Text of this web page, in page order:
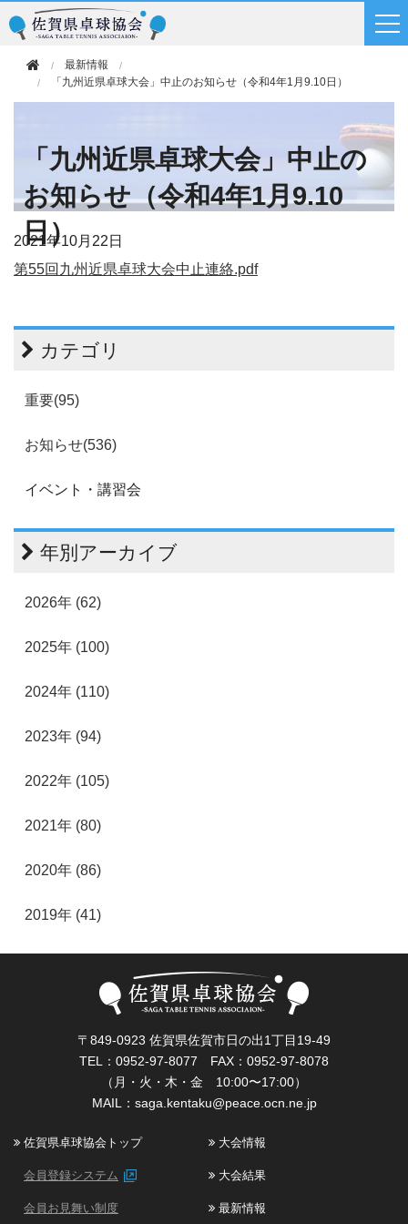
最新情報
「九州近県卓球大会」中止のお知らせ（令和4年1月9.10日）
「九州近県卓球大会」中止の
お知らせ（令和4年1月9.10
日）
2021年10月22日
第55回九州近県卓球大会中止連絡.pdf
カテゴリ
重要(95)
お知らせ(536)
イベント・講習会
年別アーカイブ
2026年 (62)
2025年 (100)
2024年 (110)
2023年 (94)
2022年 (105)
2021年 (80)
2020年 (86)
2019年 (41)
〒849-0923 佐賀県佐賀市日の出1丁目19-49
TEL：0952-97-8077 FAX：0952-97-8078
（月・火・木・金 10:00〜17:00）
MAIL： saga.kentaku@peace.ocn.ne.jp
佐賀県卓球協会トップ
会員登録システム
会員お見舞い制度
大会情報
大会結果
最新情報